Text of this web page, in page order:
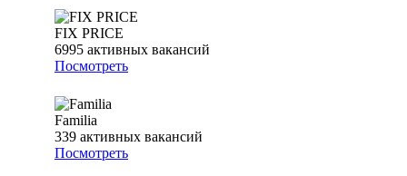
FIX PRICE
6995 активных вакансий
Посмотреть
Familia
339 активных вакансий
Посмотреть